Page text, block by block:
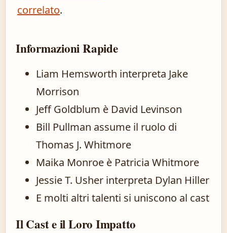
correlato.
Informazioni Rapide
Liam Hemsworth interpreta Jake
Morrison
Jeff Goldblum è David Levinson
Bill Pullman assume il ruolo di
Thomas J. Whitmore
Maika Monroe è Patricia Whitmore
Jessie T. Usher interpreta Dylan Hiller
E molti altri talenti si uniscono al cast
Il Cast e il Loro Impatto